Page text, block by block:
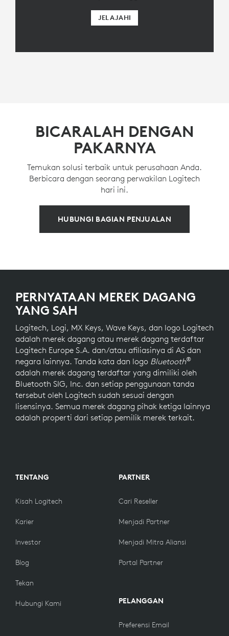
JELAJAHI
BICARALAH DENGAN
PAKARNYA
Temukan solusi terbaik untuk perusahaan Anda.
Berbicara dengan seorang perwakilan Logitech
hari ini.
HUBUNGI BAGIAN PENJUALAN
PERNYATAAN MEREK DAGANG
YANG SAH
Logitech, Logi, MX Keys, Wave Keys, dan logo Logitech
adalah merek dagang atau merek dagang terdaftar
Logitech Europe S.A. dan/atau afiliasinya di AS dan
negara lainnya. Tanda kata dan logo Bluetooth®
adalah merek dagang terdaftar yang dimiliki oleh
Bluetooth SIG, Inc. dan setiap penggunaan tanda
tersebut oleh Logitech sudah sesuai dengan
lisensinya. Semua merek dagang pihak ketiga lainnya
adalah properti dari setiap pemilik merek terkait.
TENTANG
Kisah Logitech
Karier
Investor
Blog
Tekan
Hubungi Kami
PARTNER
Cari Reseller
Menjadi Partner
Menjadi Mitra Aliansi
Portal Partner
PELANGGAN
Preferensi Email